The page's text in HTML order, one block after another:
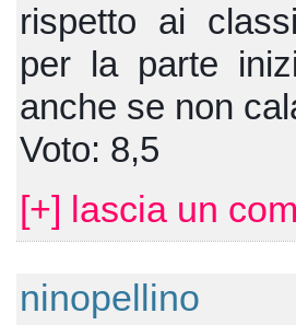
rispetto ai
per la parte
anche se non
Voto: 8,5
[+] lascia un
ninopellino